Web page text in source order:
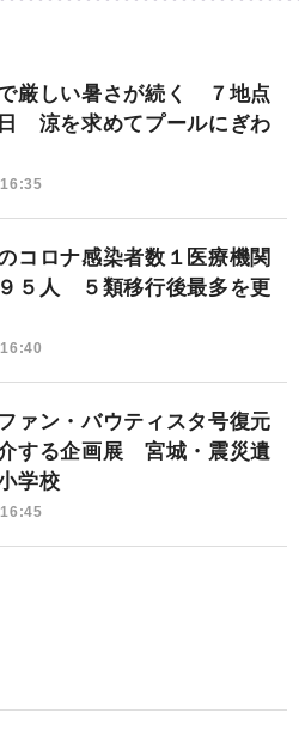
厳しい暑さが続く ７地点
涼を求めてプールにぎわ
コロナ感染者数１医療機関
５人 ５類移行後最多を更
ァン・バウティスタ号復元
する企画展 宮城・震災遺
学校